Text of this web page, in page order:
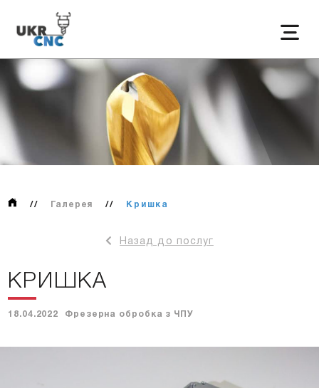
// Галерея // Кришка
Назад до послуг
КРИШКА
18.04.2022 Фрезерна обробка з ЧПУ